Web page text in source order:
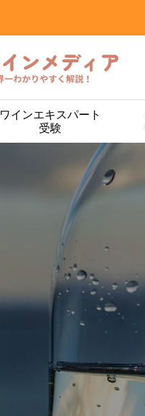
ワインエキスパート
受験